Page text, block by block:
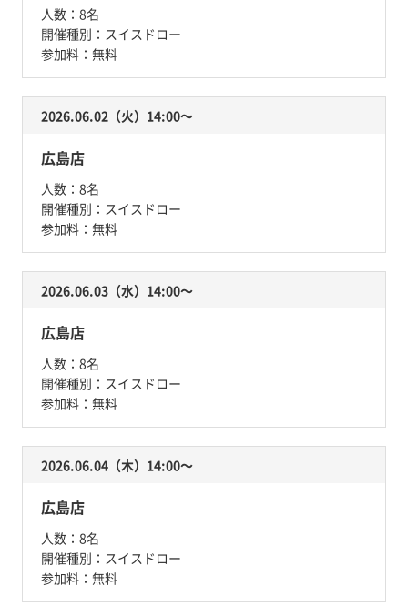
人数： 8名
開催種別： スイスドロー
参加料： 無料
2026.06.02（火）14:00〜
広島店
人数： 8名
開催種別： スイスドロー
参加料： 無料
2026.06.03（水）14:00〜
広島店
人数： 8名
開催種別： スイスドロー
参加料： 無料
2026.06.04（木）14:00〜
広島店
人数： 8名
開催種別： スイスドロー
参加料： 無料